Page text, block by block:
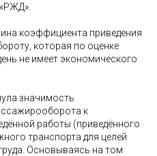
коэффициента приведения
которая по оценке
не имеет экономического
значимость
к
работы (приведённого
транспорта для целей
Основываясь на том